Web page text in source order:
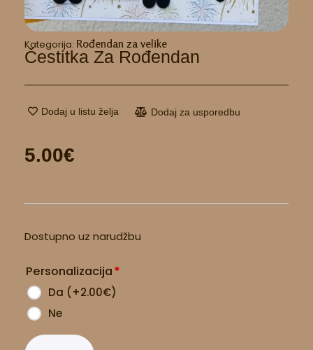
Kategorija: Rođendan za velike
Čestitka Za Rođendan
Dodaj u listu želja Dodaj za usporedbu
5.00€
Dostupno uz narudžbu
Personalizacija*
Da (+2.00€)
Ne
za
količina